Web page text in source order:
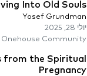
Into Old Souls
Yosef Grundman
יולי 28, 2025
Onehouse Community מנוי
from the Spiritual
Pregnancy